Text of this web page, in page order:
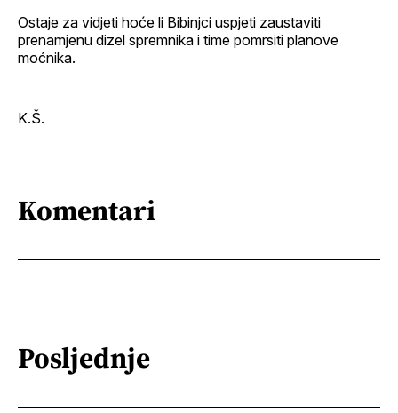
Ostaje za vidjeti hoće li Bibinjci uspjeti zaustaviti
prenamjenu dizel spremnika i time pomrsiti planove
moćnika.
K.Š.
Komentari
Posljednje